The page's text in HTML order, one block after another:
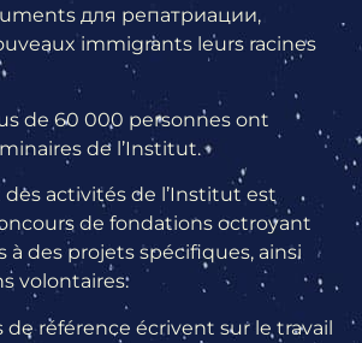
для репатриации,
immigrants leurs racines
de 60 000 personnes ont
de l’Institut.
activités de l’Institut est
de fondations octroyant
à des projets spécifiques, ainsi
volontaires.
de référence écrivent sur le travail